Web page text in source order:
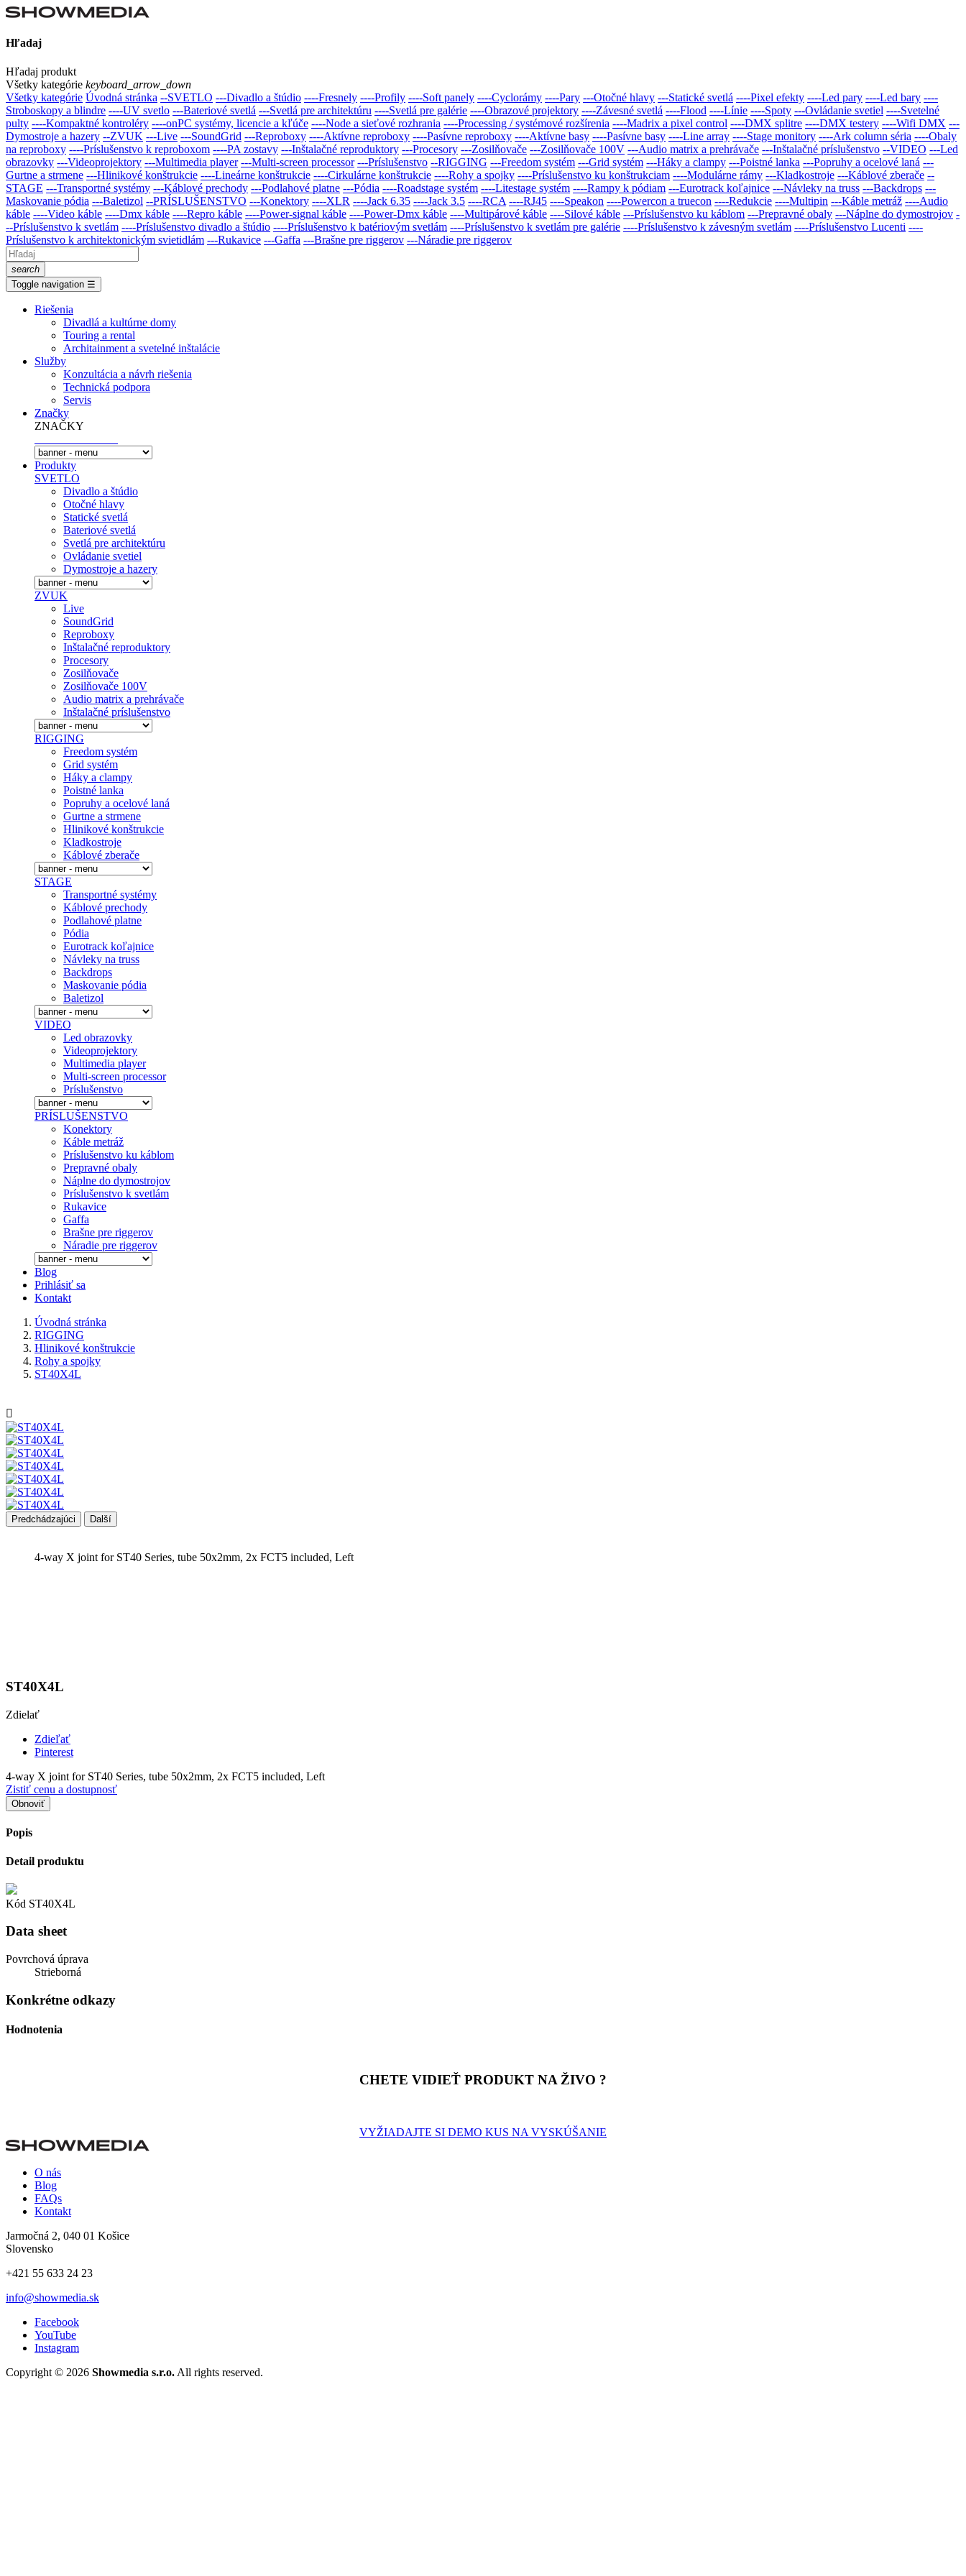
Hľadaj
Hľadaj produkt
Všetky kategórie keyboard_arrow_down
Všetky kategórie Úvodná stránka --SVETLO ---Divadlo a štúdio ----Fresnely ----Profily ----Soft panely ----Cyclorámy ----Pary ---Otočné hlavy ---Statické svetlá ----Pixel efekty ----Led pary ----Led bary ----
Stroboskopy a blindre ----UV svetlo ---Bateriové svetlá ---Svetlá pre architektúru ----Svetlá pre galérie ----Obrazové projektory ----Závesné svetlá ----Flood ----Línie ----Spoty ---Ovládanie svetiel ----Svetelné
pulty ----Kompaktné kontroléry ----onPC systémy, licencie a kľúče ----Node a sieťové rozhrania ----Processing / systémové rozšírenia ----Madrix a pixel control ----DMX splitre ----DMX testery ----Wifi DMX ---
Dymostroje a hazery --ZVUK ---Live ---SoundGrid ---Reproboxy ----Aktívne reproboxy ----Pasívne reproboxy ----Aktívne basy ----Pasívne basy ----Line array ----Stage monitory ----Ark column séria ----Obaly
na reproboxy ----Príslušenstvo k reproboxom ----PA zostavy ---Inštalačné reproduktory ---Procesory ---Zosilňovače ---Zosilňovače 100V ---Audio matrix a prehrávače ---Inštalačné prí­slušenstvo --VIDEO ---Led
obrazovky ---Videoprojektory ---Multimedia player ---Multi-screen processor ---Príslušenstvo --RIGGING ---Freedom systém ---Grid systém ---Háky a clampy ---Poistné lanka ---Popruhy a ocelové laná ---
Gurtne a strmene ---Hlinikové konštrukcie ----Lineárne konštrukcie ----Cirkulárne konštrukcie ----Rohy a spojky ----Príslušenstvo ku konštrukciam ----Modulárne rámy ---Kladkostroje ---Káblové zberače --
STAGE ---Transportné systémy ---Káblové prechody ---Podlahové platne ---Pódia ----Roadstage systém ----Litestage systém ----Rampy k pódiam ---Eurotrack koľajnice ---Návleky na truss ---Backdrops ---
Maskovanie pódia ---Baletizol --PRÍSLUŠENSTVO ---Konektory ----XLR ----Jack 6.35 ----Jack 3.5 ----RCA ----RJ45 ----Speakon ----Powercon a truecon ----Redukcie ----Multipin ---Káble metráž ----Audio
káble ----Video káble ----Dmx káble ----Repro káble ----Power-signal káble ----Power-Dmx káble ----Multipárové káble ----Silové káble ---Príslušenstvo ku káblom ---Prepravné obaly ---Náplne do dymostrojov -
--Prí­slušenstvo k svetlám ----Príslušenstvo divadlo a štúdio ----Príslušenstvo k batériovým svetlám ----Príslušenstvo k svetlám pre galérie ----Príslušenstvo k závesným svetlám ----Príslušenstvo Lucenti ----
Príslušenstvo k architektonickým svietidlám ---Rukavice ---Gaffa ---Brašne pre riggerov ---Náradie pre riggerov
search
Toggle navigation ☰
Riešenia
Divadlá a kultúrne domy
Touring a rental
Architainment a svetelné inštalácie
Služby
Konzultácia a návrh riešenia
Technická podpora
Servis
Značky
ZNAČKY
Produkty
SVETLO
Divadlo a štúdio
Otočné hlavy
Statické svetlá
Bateriové svetlá
Svetlá pre architektúru
Ovládanie svetiel
Dymostroje a hazery
ZVUK
Live
SoundGrid
Reproboxy
Inštalačné reproduktory
Procesory
Zosilňovače
Zosilňovače 100V
Audio matrix a prehrávače
Inštalačné prí­slušenstvo
RIGGING
Freedom systém
Grid systém
Háky a clampy
Poistné lanka
Popruhy a ocelové laná
Gurtne a strmene
Hlinikové konštrukcie
Kladkostroje
Káblové zberače
STAGE
Transportné systémy
Káblové prechody
Podlahové platne
Pódia
Eurotrack koľajnice
Návleky na truss
Backdrops
Maskovanie pódia
Baletizol
VIDEO
Led obrazovky
Videoprojektory
Multimedia player
Multi-screen processor
Príslušenstvo
PRÍSLUŠENSTVO
Konektory
Káble metráž
Príslušenstvo ku káblom
Prepravné obaly
Náplne do dymostrojov
Prí­slušenstvo k svetlám
Rukavice
Gaffa
Brašne pre riggerov
Náradie pre riggerov
Blog
Prihlásiť sa
Kontakt
Úvodná stránka
RIGGING
Hlinikové konštrukcie
Rohy a spojky
ST40X4L

Predchádzajúci Další
4-way X joint for ST40 Series, tube 50x2mm, 2x FCT5 included, Left
ST40X4L
Zdielať
Zdieľať
Pinterest
4-way X joint for ST40 Series, tube 50x2mm, 2x FCT5 included, Left
Zistiť cenu a dostupnosť
Popis
Detail produktu
Kód ST40X4L
Data sheet
Povrchová úprava
Strieborná
Konkrétne odkazy
Hodnotenia
CHETE VIDIEŤ PRODUKT NA ŽIVO ?
VYŽIADAJTE SI DEMO KUS NA VYSKÚŠANIE
O nás
Blog
FAQs
Kontakt
Jarmočná 2, 040 01 Košice
Slovensko
+421 55 633 24 23
info@showmedia.sk
Facebook
YouTube
Instagram
Copyright © 2026 Showmedia s.r.o. All rights reserved.